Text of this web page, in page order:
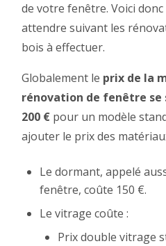
de votre fenêtre. Voici
attendre suivant les
bois à effectuer.
Globalement le prix de la
rénovation de fenêtre se
200 €pour un modèle
ajouter le prix des
Le dormant, appelé
fenêtre, coûte 150 €.
Le vitrage coûte :
Prix double vitrage